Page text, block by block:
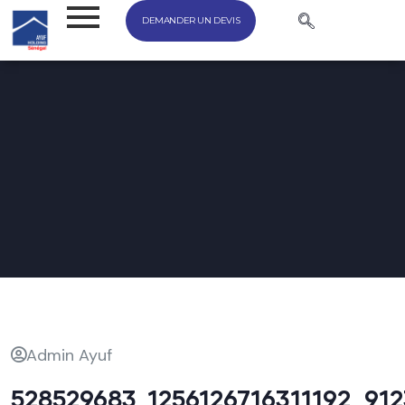
DEMANDER UN DEVIS
Admin Ayuf